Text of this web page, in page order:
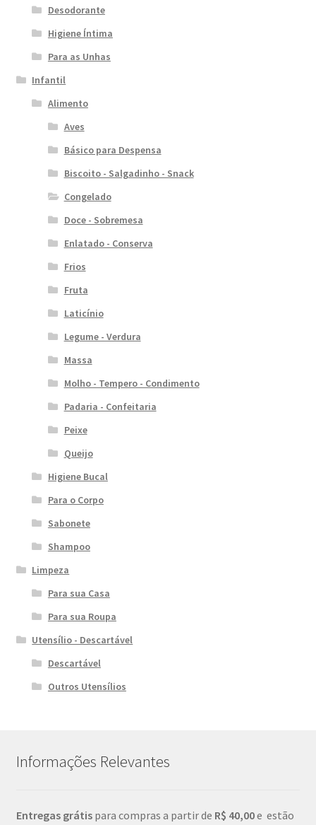
Desodorante
Higiene Íntima
Para as Unhas
Infantil
Alimento
Aves
Básico para Despensa
Biscoito - Salgadinho - Snack
Congelado
Doce - Sobremesa
Enlatado - Conserva
Frios
Fruta
Laticínio
Legume - Verdura
Massa
Molho - Tempero - Condimento
Padaria - Confeitaria
Peixe
Queijo
Higiene Bucal
Para o Corpo
Sabonete
Shampoo
Limpeza
Para sua Casa
Para sua Roupa
Utensílio - Descartável
Descartável
Outros Utensílios
Informações Relevantes
Entregas grátis para compras a partir de R$ 40,00e estão